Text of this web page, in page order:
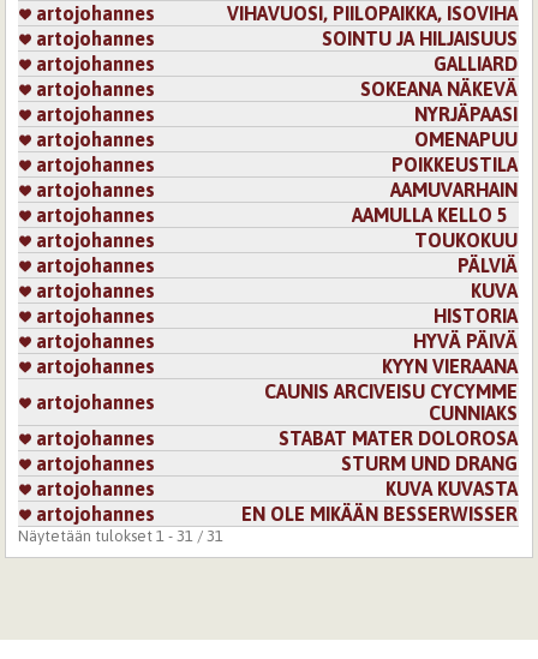
artojohannes
VIHAVUOSI, PIILOPAIKKA, ISOVIHA
artojohannes
SOINTU JA HILJAISUUS
artojohannes
GALLIARD
artojohannes
SOKEANA NÄKEVÄ
artojohannes
NYRJÄPAASI
artojohannes
OMENAPUU
artojohannes
POIKKEUSTILA
artojohannes
AAMUVARHAIN
artojohannes
AAMULLA KELLO 5
artojohannes
TOUKOKUU
artojohannes
PÄLVIÄ
artojohannes
KUVA
artojohannes
HISTORIA
artojohannes
HYVÄ PÄIVÄ
artojohannes
KYYN VIERAANA
artojohannes
CAUNIS ARCIVEISU CYCYMME
CUNNIAKS
artojohannes
STABAT MATER DOLOROSA
artojohannes
STURM UND DRANG
artojohannes
KUVA KUVASTA
artojohannes
EN OLE MIKÄÄN BESSERWISSER
Näytetään tulokset 1 - 31 / 31